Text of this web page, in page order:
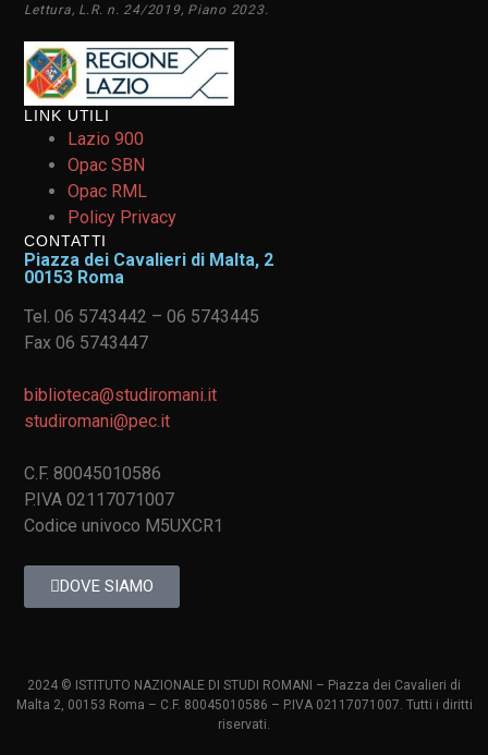
Lettura, L.R. n. 24/2019, Piano 2023.
LINK UTILI
Lazio 900
Opac SBN
Opac RML
Policy Privacy
CONTATTI
Piazza dei Cavalieri di Malta, 2
00153 Roma
Tel. 06 5743442 – 06 5743445
Fax 06 5743447
biblioteca@studiromani.it
studiromani@pec.it
C.F. 80045010586
P.IVA 02117071007
Codice univoco M5UXCR1
DOVE SIAMO
2024 © ISTITUTO NAZIONALE DI STUDI ROMANI – Piazza dei Cavalieri di
Malta 2, 00153 Roma – C.F. 80045010586 – P.IVA 02117071007. Tutti i diritti
riservati.